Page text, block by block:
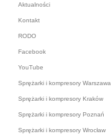
Aktualności
Kontakt
RODO
Facebook
YouTube
Sprężarki i kompresory Warszawa
Sprężarki i kompresory Kraków
Sprężarki i kompresory Poznań
Sprężarki i kompresory Wrocław